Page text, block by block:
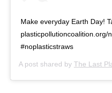
Make everyday Earth Day!
plasticpollutioncoalition.org/
#noplasticstraws
A post shared by The Last